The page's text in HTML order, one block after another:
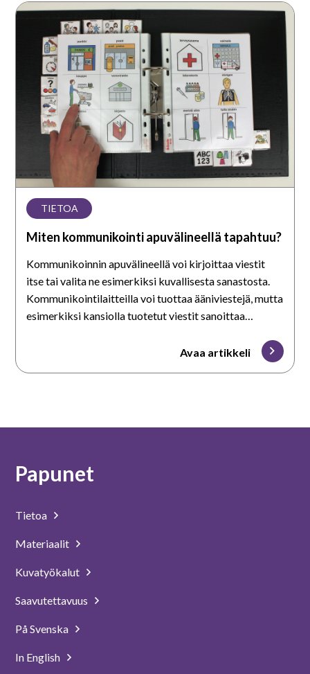
Miten
kommunikointi
apuvälineellä
tapahtuu?
TIETOA
Miten kommunikointi apuvälineellä tapahtuu?
Kommunikoinnin apuvälineellä voi kirjoittaa viestit
itse tai valita ne esimerkiksi kuvallisesta sanastosta.
Kommunikointilaitteilla voi tuottaa ääniviestejä, mutta
esimerkiksi kansiolla tuotetut viestit sanoittaa
Avaa artikkeli
Papunet
Tietoa
Materiaalit
Kuvatyökalut
Saavutettavuus
På Svenska
In English